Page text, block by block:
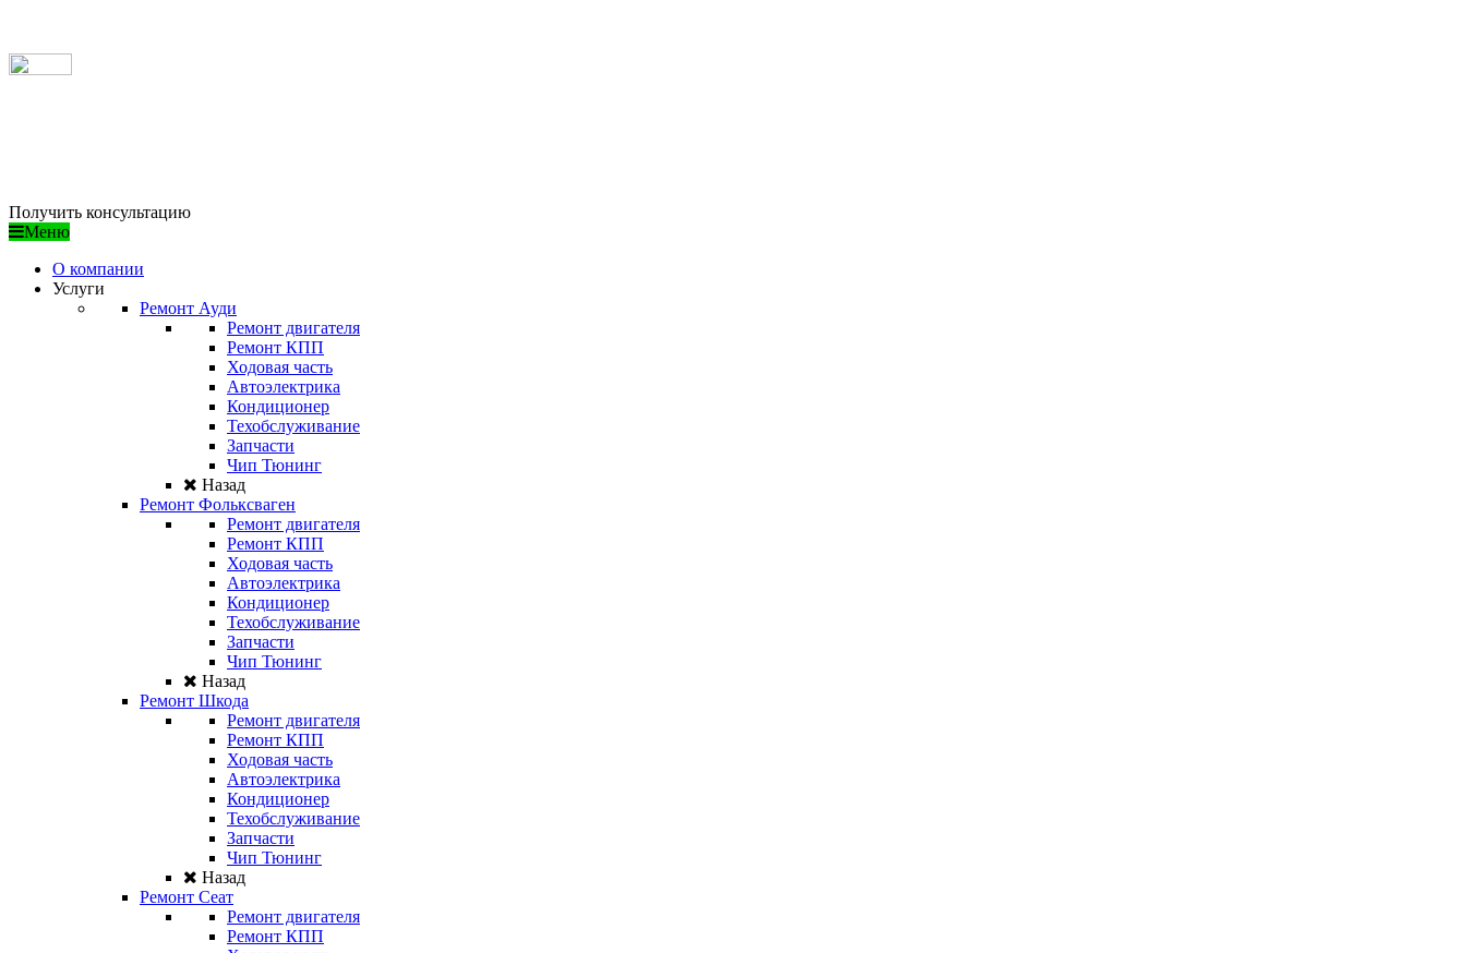
Получить консультацию
Меню
О компании
Услуги
Ремонт Ауди
Ремонт двигателя
Ремонт КПП
Ходовая часть
Автоэлектрика
Кондиционер
Техобслуживание
Запчасти
Чип Тюнинг
Назад
Ремонт Фольксваген
Ремонт двигателя
Ремонт КПП
Ходовая часть
Автоэлектрика
Кондиционер
Техобслуживание
Запчасти
Чип Тюнинг
Назад
Ремонт Шкода
Ремонт двигателя
Ремонт КПП
Ходовая часть
Автоэлектрика
Кондиционер
Техобслуживание
Запчасти
Чип Тюнинг
Назад
Ремонт Сеат
Ремонт двигателя
Ремонт КПП